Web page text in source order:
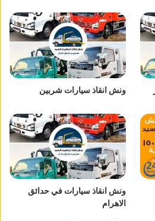
ونش انقاذ سيارات شربين
ونش انقاذ سيارات في حدائق
الاهرام